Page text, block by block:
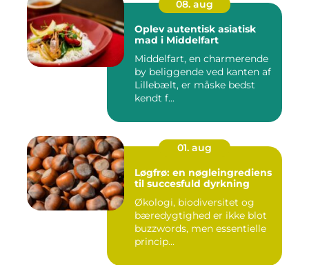
08. aug
Oplev autentisk asiatisk
mad i Middelfart
Middelfart, en charmerende
by beliggende ved kanten af
Lillebælt, er måske bedst
kendt f...
01. aug
Løgfrø: en nøgleingrediens
til succesfuld dyrkning
Økologi, biodiversitet og
bæredygtighed er ikke blot
buzzwords, men essentielle
princip...